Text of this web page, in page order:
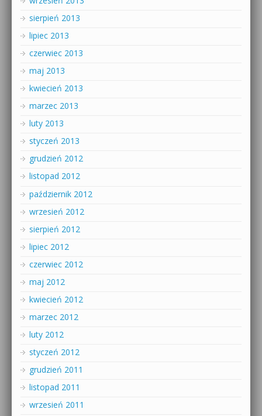
sierpień 2013
lipiec 2013
czerwiec 2013
maj 2013
kwiecień 2013
marzec 2013
luty 2013
styczeń 2013
grudzień 2012
listopad 2012
październik 2012
wrzesień 2012
sierpień 2012
lipiec 2012
czerwiec 2012
maj 2012
kwiecień 2012
marzec 2012
luty 2012
styczeń 2012
grudzień 2011
listopad 2011
wrzesień 2011